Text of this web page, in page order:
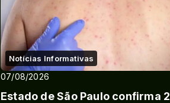
Notícias Informativas
07/08/2026
Estado de São Paulo confirma